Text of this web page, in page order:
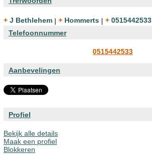
+ J Bethlehem | + Hommerts |
+ 0515442533
Telefoonnummer
0515442533
Aanbevelingen
Profiel
Bekijk alle details
Maak een profiel
Blokkeren